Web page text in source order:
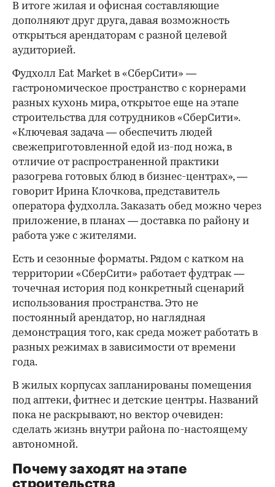
В итоге жилая и офисная составляющие
дополняют друг друга, давая возможность
открыться арендаторам с разной целевой
аудиторией.
Фудхолл Eat Market в «СберСити» —
гастрономическое пространство с корнерами
разных кухонь мира, открытое еще на этапе
строительства для сотрудников «СберСити».
«Ключевая задача — обеспечить людей
свежеприготовленной едой из-под ножа, в
отличие от распространенной практики
разогрева готовых блюд в бизнес-центрах», —
говорит Ирина Клочкова, представитель
оператора фудхолла. Заказать обед можно через
приложение, в планах — доставка по району и
работа уже с жителями.
Есть и сезонные форматы. Рядом с катком на
территории «СберСити» работает фудтрак —
точечная история под конкретный сценарий
использования пространства. Это не
постоянный арендатор, но наглядная
демонстрация того, как среда может работать в
разных режимах в зависимости от времени
года.
В жилых корпусах запланированы помещения
под аптеки, фитнес и детские центры. Названий
пока не раскрывают, но вектор очевиден:
сделать жизнь внутри района по-настоящему
автономной.
Почему заходят на этапе
строительства